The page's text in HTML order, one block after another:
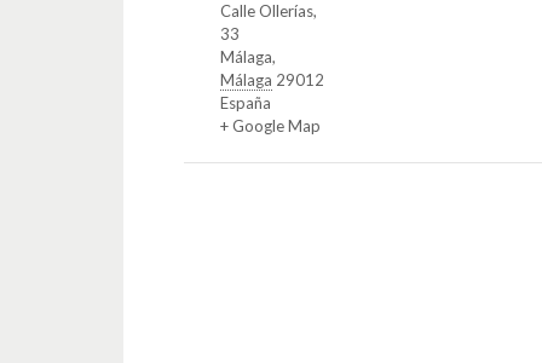
Calle Ollerías,
33
Málaga,
Málaga 29012
España
+ Google Map